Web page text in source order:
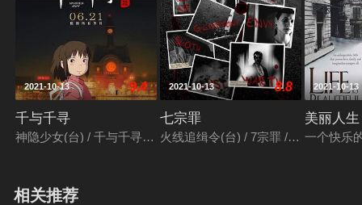
死记硬背，甚至还公然顶撞校长“病毒”（波曼·伊拉尼
Boman Irani 饰），质疑他的教学方法。他不仅鼓动法兰与
拉杜去勇敢追寻理想，还劝说校长的二女儿碧雅（卡琳娜·
卡普 Kareena Kapoor 饰）离开满眼铜臭的未婚夫。兰乔的
特立独行引起了模范学生“消音器”（奥米·维嘉 Omi Vaidya
饰）的不满，他约定十年后再与兰乔一决高下，看哪种生
活方式更能取得成功。本片获孟买电影博览奖最佳影片、
情、最佳摄影等十六项大奖。©豆瓣
2021-10-13 9.4
千与千寻
神隐少女(台) / 千与千寻的神隐 / Spirited Away / A Voyage of
2021-10-13 8.8
七宗罪
火线追缉令(台) / 7宗罪 / Seven / 七宗
2021-10-13
美丽人生
一个快乐
相关推荐